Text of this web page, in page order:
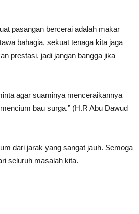
pasangan bercerai adalah makar
bahagia, sekuat tenaga kita jaga
prestasi, jadi jangan bangga jika
agar suaminya menceraikannya
bau surga.” (H.R Abu Dawud
dari jarak yang sangat jauh. Semoga
seluruh masalah kita.